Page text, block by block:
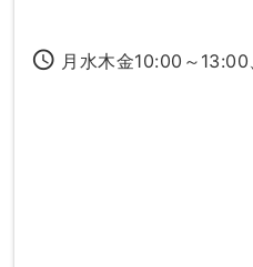
access_time 月水木金10:00～